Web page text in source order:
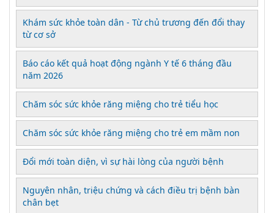
Khám sức khỏe toàn dân - Từ chủ trương đến đổi thay
từ cơ sở
Báo cáo kết quả hoạt động ngành Y tế 6 tháng đầu
năm 2026
Chăm sóc sức khỏe răng miệng cho trẻ tiểu học
Chăm sóc sức khỏe răng miệng cho trẻ em mầm non
Đổi mới toàn diện, vì sự hài lòng của người bệnh
Nguyên nhân, triệu chứng và cách điều trị bệnh bàn
chân bẹt